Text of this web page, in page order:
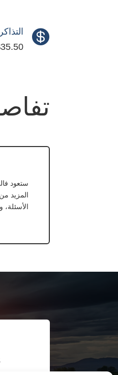

التذاكر
ستعود
المزيد
الأسئلة،